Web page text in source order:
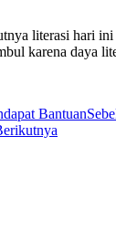
literasi hari
karena daya
Bantuan